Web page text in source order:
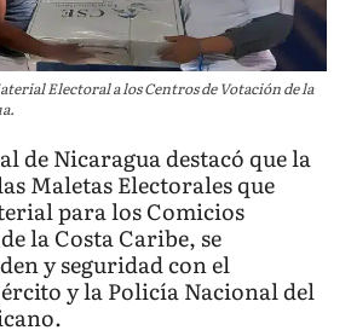
Electoral a los Centros de Votación de la
de Nicaragua destacó que la
Maletas Electorales que
para los Comicios
la Costa Caribe, se
y seguridad con el
y la Policía Nacional del